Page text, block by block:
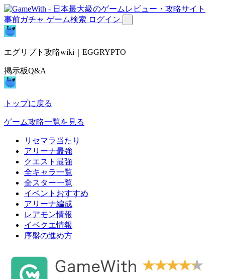
事前ガチャ ゲーム検索 ログイン
エグリプト攻略wiki｜EGGRYPTO
掲示板Q&A
トップに戻る
ゲーム攻略一覧を見る
リセマラ当たり
アリーナ最強
クエスト最強
全キャラ一覧
全スター一覧
イベントおすすめ
アリーナ編成
レアモン情報
イベクエ情報
序盤の進め方